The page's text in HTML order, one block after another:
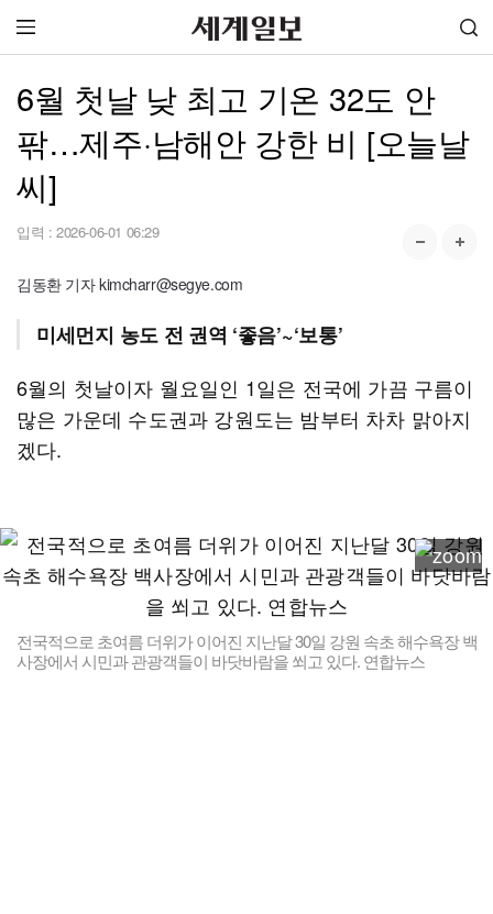
6월 첫날 낮 최고 기온 32도 안
팎…제주·남해안 강한 비 [오늘날
씨]
입력 : 2026-06-01 06:29
김동환 기자 kimcharr@segye.com
미세먼지 농도 전 권역 ‘좋음’~‘보통’
6월의 첫날이자 월요일인 1일은 전국에 가끔 구름이
많은 가운데 수도권과 강원도는 밤부터 차차 맑아지
겠다.
전국적으로 초여름 더위가 이어진 지난달 30일 강원 속초 해수욕장 백
사장에서 시민과 관광객들이 바닷바람을 쐬고 있다. 연합뉴스